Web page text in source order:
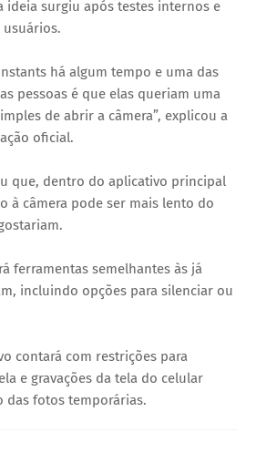
ideia surgiu após testes internos e
há algum tempo e uma das
pessoas é que elas queriam uma
de abrir a câmera”, explicou a
oficial.
que, dentro do aplicativo principal
à câmera pode ser mais lento do
ferramentas semelhantes às já
incluindo opções para silenciar ou
contará com restrições para
e gravações da tela do celular
das fotos temporárias.